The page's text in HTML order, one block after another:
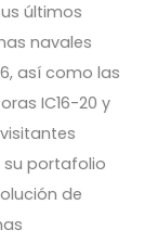
últimos
navales
así como las
IC16-20 y
portafolio
de